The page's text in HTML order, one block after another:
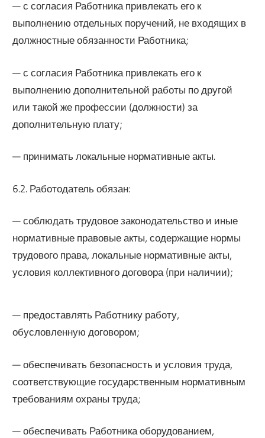
— с согласия Работника привлекать его к
выполнению отдельных поручений, не входящих в
должностные обязанности Работника;
— с согласия Работника привлекать его к
выполнению дополнительной работы по другой
или такой же профессии (должности) за
дополнительную плату;
— принимать локальные нормативные акты.
6.2. Работодатель обязан:
— соблюдать трудовое законодательство и иные
нормативные правовые акты, содержащие нормы
трудового права, локальные нормативные акты,
условия коллективного договора (при наличии);
— предоставлять Работнику работу,
обусловленную договором;
— обеспечивать безопасность и условия труда,
соответствующие государственным нормативным
требованиям охраны труда;
— обеспечивать Работника оборудованием,